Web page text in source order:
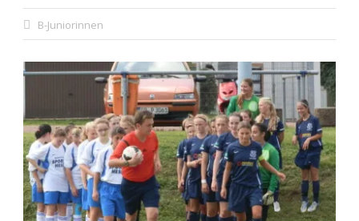
B-Juniorinnen